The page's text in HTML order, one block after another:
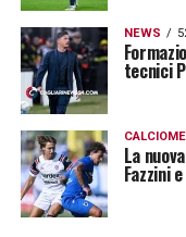
NEWS
tecnici
La
Fazzini